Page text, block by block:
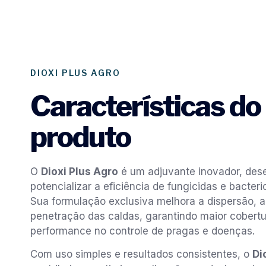
DIOXI PLUS AGRO
Características do
produto
O Dioxi Plus Agro é um adjuvante inovador,
potencializar a eficiência de fungicidas e
Sua formulação exclusiva melhora a dispersão,
penetração das caldas, garantindo maior
performance no controle de pragas e doenças.
Com uso simples e resultados consistentes, o